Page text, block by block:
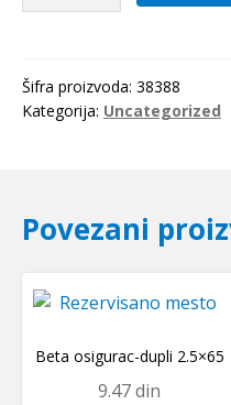
Optibelt
količina
Šifra proizvoda: 38388
Kategorija: Uncategorized
Povezani
Beta osigurac-dupli 2.5×65
9.47din